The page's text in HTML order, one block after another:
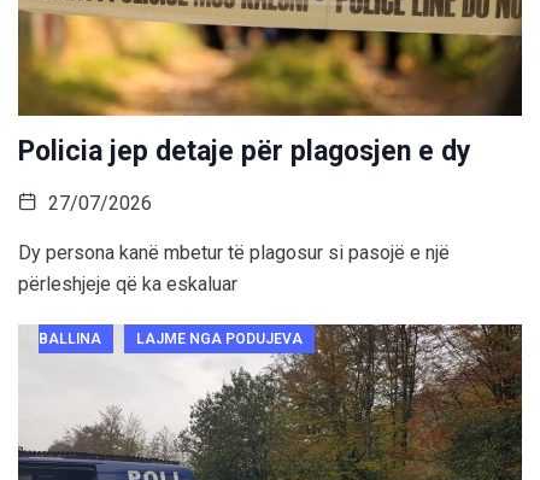
Policia jep detaje për plagosjen e dy
27/07/2026
Dy persona kanë mbetur të plagosur si pasojë e një
përleshjeje që ka eskaluar
BALLINA LAJME NGA PODUJEVA